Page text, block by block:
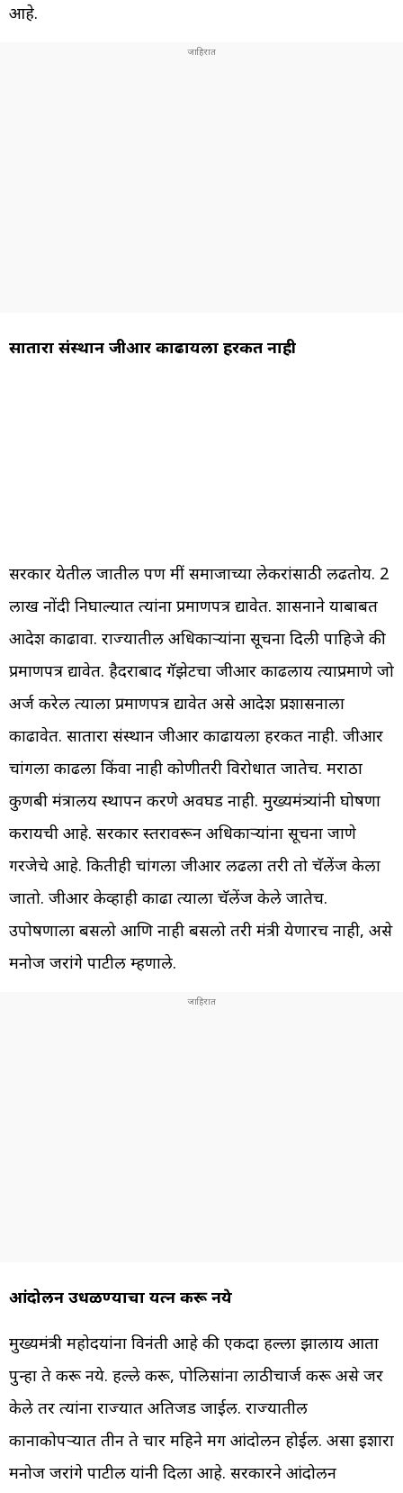
आहे.
सातारा संस्थान जीआर काढायला हरकत नाही
सरकार येतील जातील पण मीं समाजाच्या लेकरांसाठी लढतोय. 2
लाख नोंदी निघाल्यात त्यांना प्रमाणपत्र द्यावेत. शासनाने याबाबत
आदेश काढावा. राज्यातील अधिकार्‍यांना सूचना दिली पाहिजे की
प्रमाणपत्र द्यावेत. हैदराबाद गॅझेटचा जीआर काढलाय त्याप्रमाणे जो
अर्ज करेल त्याला प्रमाणपत्र द्यावेत असे आदेश प्रशासनाला
काढावेत. सातारा संस्थान जीआर काढायला हरकत नाही. जीआर
चांगला काढला किंवा नाही कोणीतरी विरोधात जातेच. मराठा
कुणबी मंत्रालय स्थापन करणे अवघड नाही. मुख्यमंत्र्यांनी घोषणा
करायची आहे. सरकार स्तरावरून अधिकार्‍यांना सूचना जाणे
गरजेचे आहे. कितीही चांगला जीआर लढला तरी तो चॅलेंज केला
जातो. जीआर केव्हाही काढा त्याला चॅलेंज केले जातेच.
उपोषणाला बसलो आणि नाही बसलो तरी मंत्री येणारच नाही, असे
मनोज जरांगे पाटील म्हणाले.
आंदोलन उधळण्याचा प्रयत्न करू नये
मुख्यमंत्री महोदयांना विनंती आहे की एकदा हल्ला झालाय आता
पुन्हा ते करू नये. हल्ले करू, पोलिसांना लाठीचार्ज करू असे जर
केले तर त्यांना राज्यात अतिजड जाईल. राज्यातील
कानाकोपऱ्यात तीन ते चार महिने मग आंदोलन होईल. असा इशारा
मनोज जरांगे पाटील यांनी दिला आहे. सरकारने आंदोलन